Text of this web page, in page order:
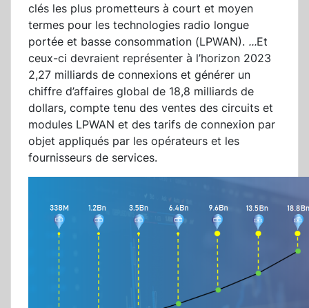
clés les plus prometteurs à court et moyen
termes pour les technologies radio longue
portée et basse consommation (LPWAN). ...Et
ceux-ci devraient représenter à l’horizon 2023
2,27 milliards de connexions et générer un
chiffre d’affaires global de 18,8 milliards de
dollars, compte tenu des ventes des circuits et
modules LPWAN et des tarifs de connexion par
objet appliqués par les opérateurs et les
fournisseurs de services.